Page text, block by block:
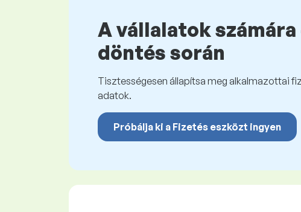
A vállalatok
döntés során
Tisztességesen állapítsa meg alkalmazottai
adatok.
Próbálja ki a Fizetés eszközt ingyen